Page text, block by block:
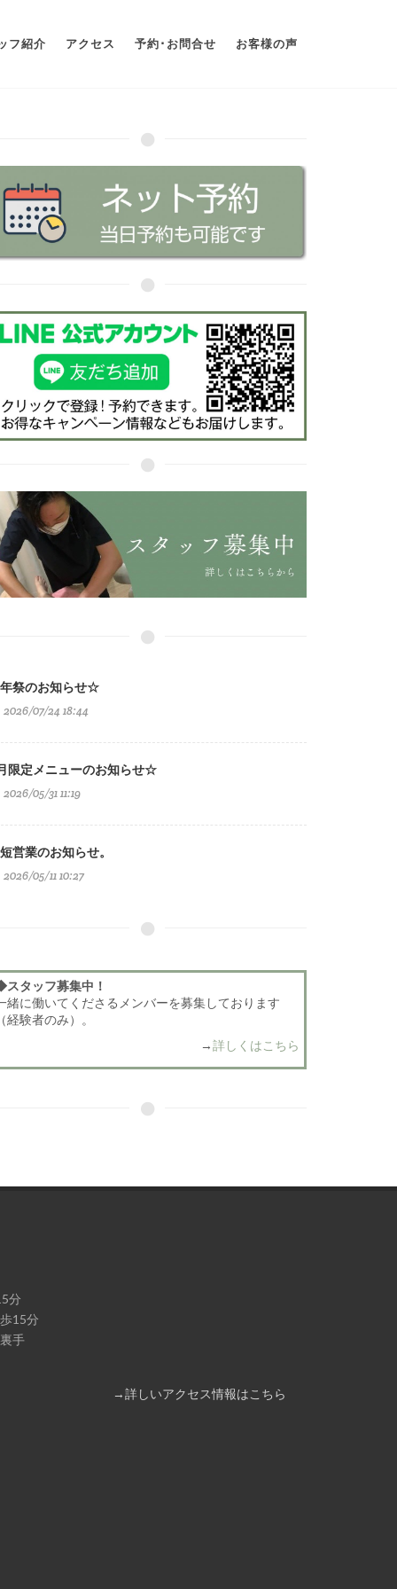
フ紹介 アクセス 予約･お問合せ お客様の声
祭のお知らせ☆
2026/07/24 18:44
限定メニューのお知らせ☆
2026/05/31 11:19
営業のお知らせ。
2026/05/11 10:27
タッフ募集中！
緒に働いてくださるメンバーを募集しております
経験者のみ）。
→詳しくはこちら
分
15分
手
→詳しいアクセス情報はこちら